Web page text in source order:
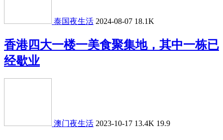
泰国夜生活 2024-08-07 18.1K
香港四大一楼一美食聚集地，其中一栋已
经歇业
澳门夜生活 2023-10-17 13.4K 19.9